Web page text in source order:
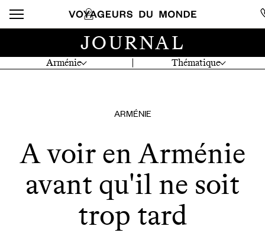
Arménie Thématique
JOURNAL
ARMÉNIE
A voir en Arménie
avant qu'il ne soit
trop tard